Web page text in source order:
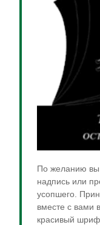
По желанию вы
надпись или
усопшего.
вместе с вами
красивый